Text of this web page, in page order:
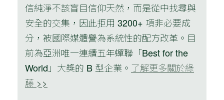
信純淨不該盲目信仰天然，而是從中找尋與
安全的交集，因此拒用 3200+ 項非必要成
分，被國際媒體譽為系統性的配方改革。目
前為亞洲唯一連續五年蟬聯「Best for the
World」大獎的 B 型企業。 了解更多關於綠
藤 >>